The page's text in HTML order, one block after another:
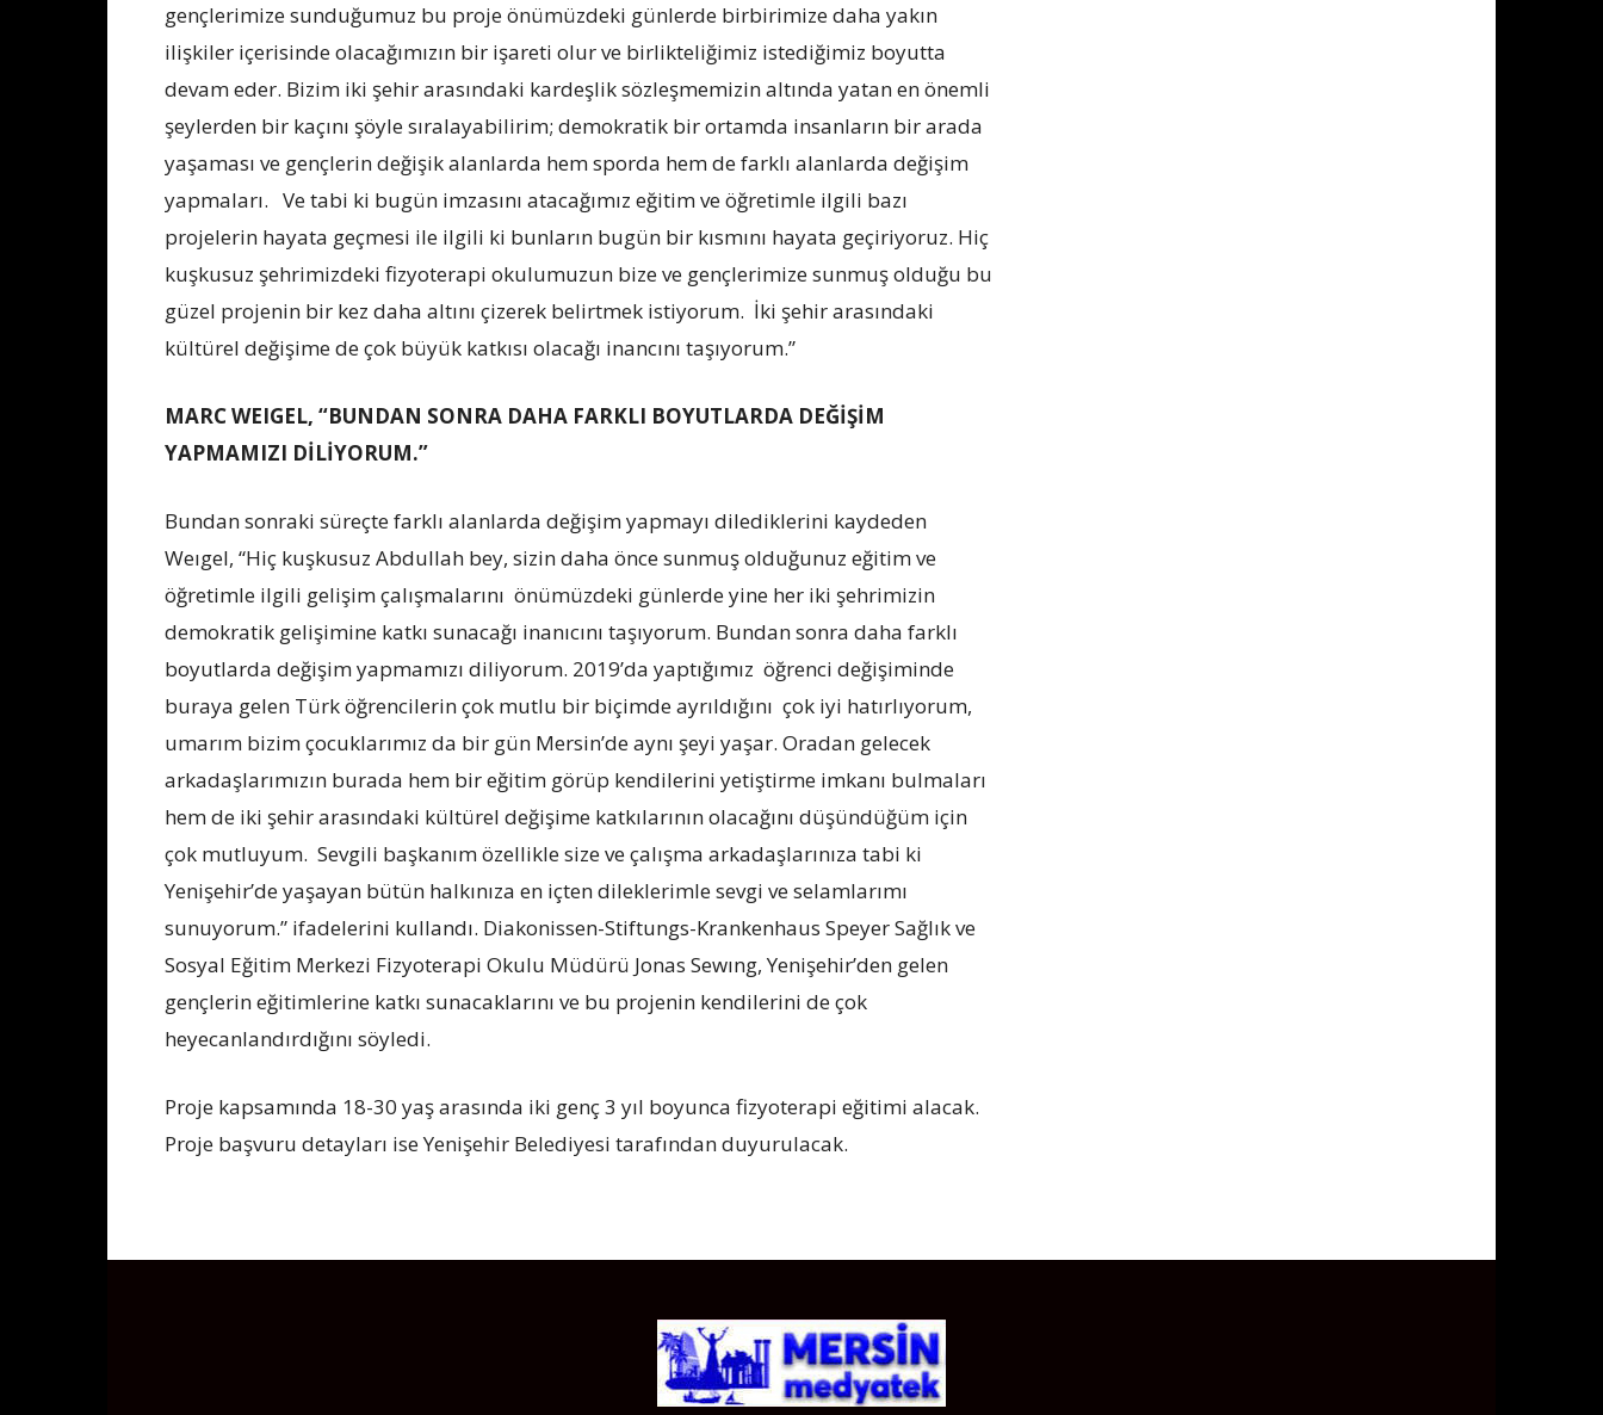
gençlerimize sunduğumuz bu proje önümüzdeki günlerde birbirimize daha yakın
ilişkiler içerisinde olacağımızın bir işareti olur ve birlikteliğimiz istediğimiz boyutta
devam eder. Bizim iki şehir arasındaki kardeşlik sözleşmemizin altında yatan en önemli
şeylerden bir kaçını şöyle sıralayabilirim; demokratik bir ortamda insanların bir arada
yaşaması ve gençlerin değişik alanlarda hem sporda hem de farklı alanlarda değişim
yapmaları. Ve tabi ki bugün imzasını atacağımız eğitim ve öğretimle ilgili bazı
projelerin hayata geçmesi ile ilgili ki bunların bugün bir kısmını hayata geçiriyoruz. Hiç
kuşkusuz şehrimizdeki fizyoterapi okulumuzun bize ve gençlerimize sunmuş olduğu bu
güzel projenin bir kez daha altını çizerek belirtmek istiyorum. İki şehir arasındaki
kültürel değişime de çok büyük katkısı olacağı inancını taşıyorum.”
MARC WEIGEL, “BUNDAN SONRA DAHA FARKLI BOYUTLARDA DEĞİŞİM
YAPMAMIZI DİLİYORUM.”
Bundan sonraki süreçte farklı alanlarda değişim yapmayı dilediklerini kaydeden
Weıgel, “Hiç kuşkusuz Abdullah bey, sizin daha önce sunmuş olduğunuz eğitim ve
öğretimle ilgili gelişim çalışmalarını önümüzdeki günlerde yine her iki şehrimizin
demokratik gelişimine katkı sunacağı inanıcını taşıyorum. Bundan sonra daha farklı
boyutlarda değişim yapmamızı diliyorum. 2019’da yaptığımız öğrenci değişiminde
buraya gelen Türk öğrencilerin çok mutlu bir biçimde ayrıldığını çok iyi hatırlıyorum,
umarım bizim çocuklarımız da bir gün Mersin’de aynı şeyi yaşar. Oradan gelecek
arkadaşlarımızın burada hem bir eğitim görüp kendilerini yetiştirme imkanı bulmaları
hem de iki şehir arasındaki kültürel değişime katkılarının olacağını düşündüğüm için
çok mutluyum. Sevgili başkanım özellikle size ve çalışma arkadaşlarınıza tabi ki
Yenişehir’de yaşayan bütün halkınıza en içten dileklerimle sevgi ve selamlarımı
sunuyorum.” ifadelerini kullandı. Diakonissen-Stiftungs-Krankenhaus Speyer Sağlık ve
Sosyal Eğitim Merkezi Fizyoterapi Okulu Müdürü Jonas Sewıng, Yenişehir’den gelen
gençlerin eğitimlerine katkı sunacaklarını ve bu projenin kendilerini de çok
heyecanlandırdığını söyledi.
Proje kapsamında 18-30 yaş arasında iki genç 3 yıl boyunca fizyoterapi eğitimi alacak.
Proje başvuru detayları ise Yenişehir Belediyesi tarafından duyurulacak.